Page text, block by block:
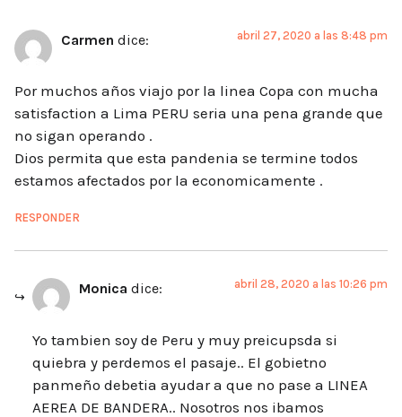
Carmen dice: abril 27, 2020 a las 8:48 pm
Por muchos años viajo por la linea Copa con mucha
satisfaction a Lima PERU seria una pena grande que
no sigan operando .
Dios permita que esta pandenia se termine todos
estamos afectados por la economicamente .
RESPONDER
Monica dice: abril 28, 2020 a las 10:26 pm
Yo tambien soy de Peru y muy preicupsda si
quiebra y perdemos el pasaje.. El gobietno
panmeño debetia ayudar a que no pase a LINEA
AEREA DE BANDERA.. Nosotros nos ibamos